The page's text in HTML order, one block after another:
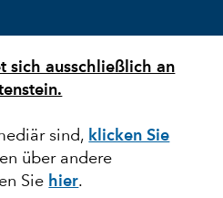
sich ausschließlich an
sind, klicken Sie
über andere
Sie hier.